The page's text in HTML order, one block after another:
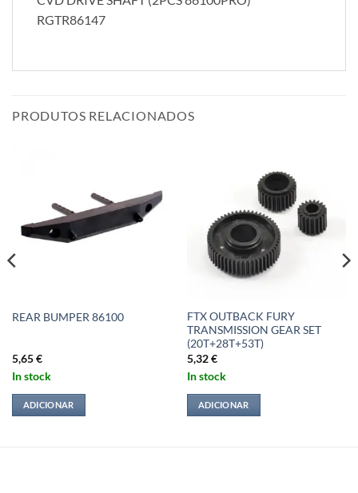
RGTR86147
PRODUTOS RELACIONADOS
REAR BUMPER 86100
5,65€
In stock
ADICIONAR
FTX OUTBACK FURY
TRANSMISSION GEAR SET
(20T+28T+53T)
5,32€
In stock
ADICIONAR